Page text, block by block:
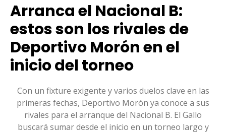
Arranca el Nacional B:
estos son los rivales de
Deportivo Morón en el
inicio del torneo
Con un fixture exigente y varios duelos clave en las
primeras fechas, Deportivo Morón ya conoce a sus
rivales para el arranque del Nacional B. El Gallo
buscará sumar desde el inicio en un torneo largo y